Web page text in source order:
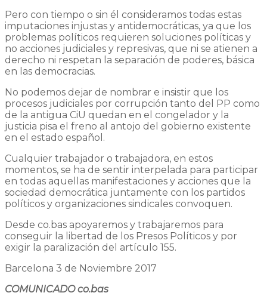
Pero con tiempo o sin él consideramos todas estas
imputaciones injustas y antidemocráticas, ya que los
problemas políticos requieren soluciones políticas y
no acciones judiciales y represivas, que ni se atienen a
derecho ni respetan la separación de poderes, básica
en las democracias.
No podemos dejar de nombrar e insistir que los
procesos judiciales por corrupción tanto del PP como
de la antigua CiU quedan en el congelador y la
justicia pisa el freno al antojo del gobierno existente
en el estado español.
Cualquier trabajador o trabajadora, en estos
momentos, se ha de sentir interpelada para participar
en todas aquellas manifestaciones y acciones que la
sociedad democrática juntamente con los partidos
políticos y organizaciones sindicales convoquen.
Desde co.bas apoyaremos y trabajaremos para
conseguir la libertad de los Presos Políticos y por
exigir la paralización del artículo 155.
Barcelona 3 de Noviembre 2017
COMUNICADO co.bas